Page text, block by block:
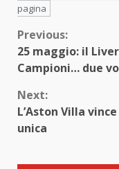
pagina
Continue
Reading
Previous:
25 maggio: il
Campioni… due
Next:
L’Aston Villa
unica